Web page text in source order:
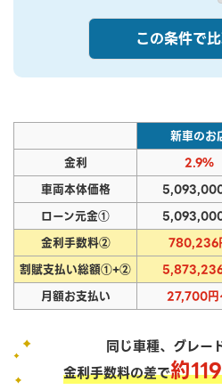
新車のお
金利
2.9%
車両本体価格
ローン元金①
金利手数料②
780,236
割賦支払い総額①+②
月額お支払い
27,700円
同じ車種、グレー
金利手数料の差で約119